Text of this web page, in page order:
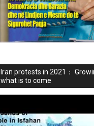
Iran protests in 2021：
what is to come